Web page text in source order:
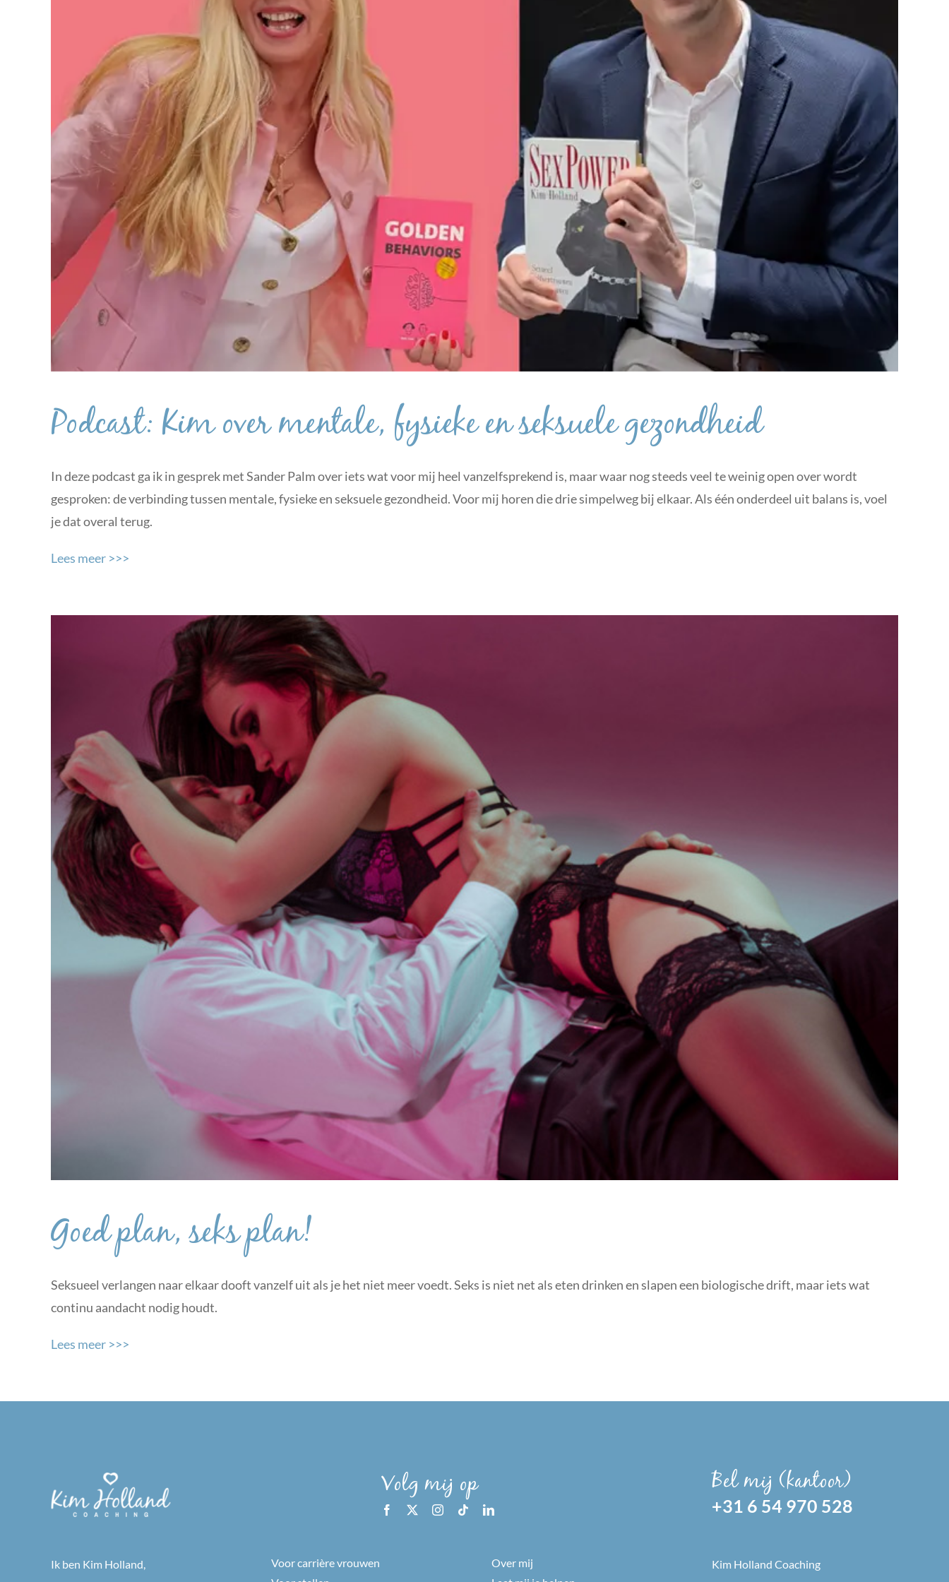
Podcast: Kim over mentale, fysieke en seksuele gezondheid
In deze podcast ga ik in gesprek met Sander Palm over iets wat voor mij heel vanzelfsprekend is, maar waar nog steeds veel te weinig open over wordt
gesproken: de verbinding tussen mentale, fysieke en seksuele gezondheid. Voor mij horen die drie simpelweg bij elkaar. Als één onderdeel uit balans is, voel
je dat overal terug.
Lees meer >>>
Goed plan, seks plan!
Seksueel verlangen naar elkaar dooft vanzelf uit als je het niet meer voedt. Seks is niet net als eten drinken en slapen een biologische drift, maar iets wat
continu aandacht nodig houdt.
Lees meer >>>
Volg mij op Bel mij (kantoor)
+31 6 54 970 528
Ik ben Kim Holland,
Voor carrière vrouwen
Over mij
Kim Holland Coaching